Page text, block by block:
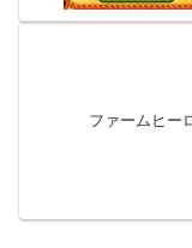
ファームヒー